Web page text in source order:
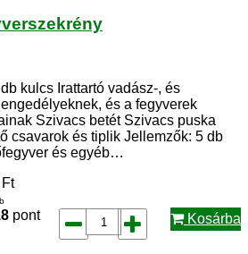
kulcs Irattartó vadász-, és
és a fegyverek
Szivacs betét Szivacs puska
csavarok és tiplik Jellemzők: 5 db
és egyéb…
Ft
pont Kosárba